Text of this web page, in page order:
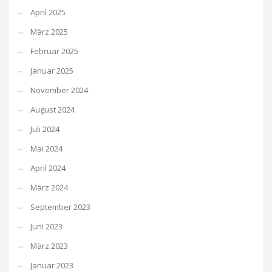
April 2025
März 2025
Februar 2025
Januar 2025
November 2024
August 2024
Juli 2024
Mai 2024
April 2024
März 2024
September 2023
Juni 2023
März 2023
Januar 2023